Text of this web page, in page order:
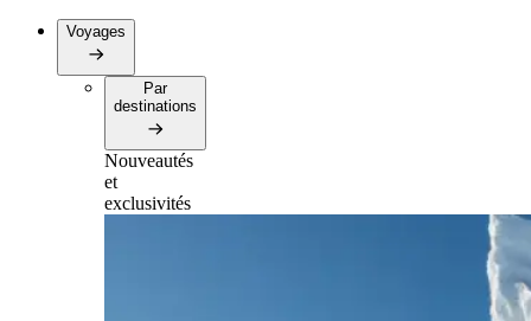
Voyages
Par
destinations
Nouveautés
et
exclusivités